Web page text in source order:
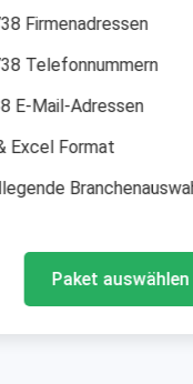
✓18.867
✓18.867
✓6.853 E-Mail-
✓ CSV & Excel
✓Grundlegende